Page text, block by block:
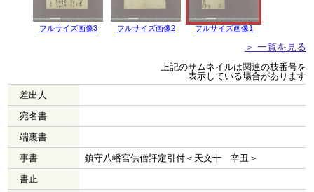
フルサイズ画像3 フルサイズ画像2 フルサイズ画像1
＞ 一覧を見る
上記のサムネイルは関連の枝番号を
表示している場合があります
差出人
宛名書
端裏書
事書
鎮守八幡宮供僧評定引付＜天文十 辛丑＞
書止